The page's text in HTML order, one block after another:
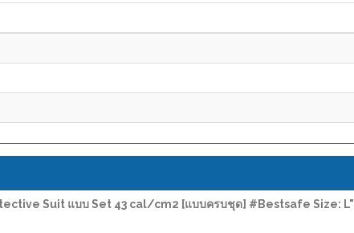
Suit แบบ Set 43 cal/cm2 [แบบครบชุด] #Bestsafe Size: L"